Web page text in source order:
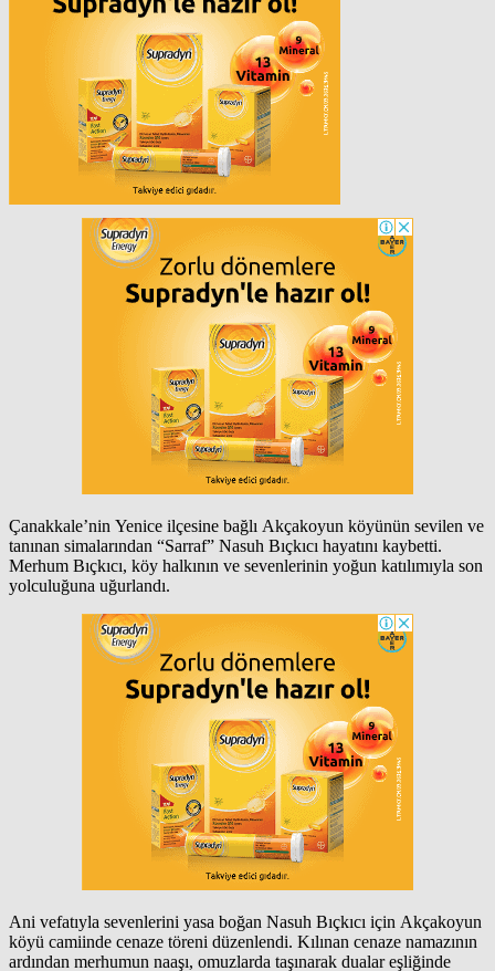
Çanakkale’nin Yenice ilçesine bağlı Akçakoyun köyünün sevilen ve
tanınan simalarından “Sarraf” Nasuh Bıçkıcı hayatını kaybetti.
Merhum Bıçkıcı, köy halkının ve sevenlerinin yoğun katılımıyla son
yolculuğuna uğurlandı.
Ani vefatıyla sevenlerini yasa boğan Nasuh Bıçkıcı için Akçakoyun
köyü camiinde cenaze töreni düzenlendi. Kılınan cenaze namazının
ardından merhumun naaşı, omuzlarda taşınarak dualar eşliğinde